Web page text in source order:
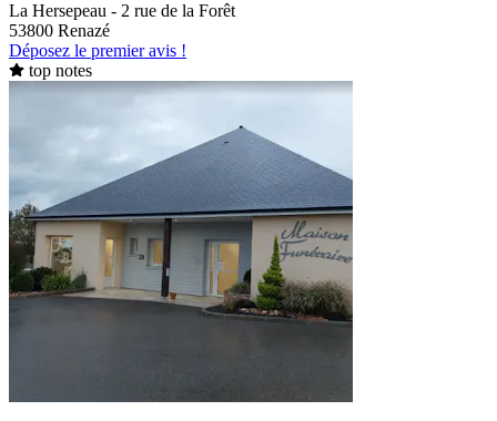
La Hersepeau - 2 rue de la Forêt
53800 Renazé
Déposez le premier avis !
top notes